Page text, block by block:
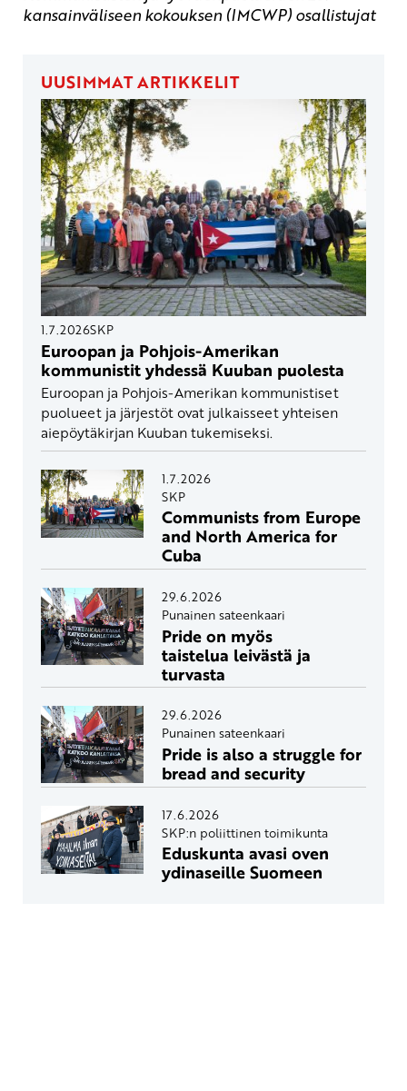
kansainväliseen kokouksen (IMCWP) osallistujat
UUSIMMAT ARTIKKELIT
1.7.2026SKP
Euroopan ja Pohjois-Amerikan
kommunistit yhdessä Kuuban puolesta
Euroopan ja Pohjois-Amerikan kommunistiset
puolueet ja järjestöt ovat julkaisseet yhteisen
aiepöytäkirjan Kuuban tukemiseksi.
1.7.2026
SKP
Communists from Europe
and North America for
Cuba
29.6.2026
Punainen sateenkaari
Pride on myös
taistelua leivästä ja
turvasta
29.6.2026
Punainen sateenkaari
Pride is also a struggle for
bread and security
17.6.2026
SKP:n poliittinen toimikunta
Eduskunta avasi oven
ydinaseille Suomeen